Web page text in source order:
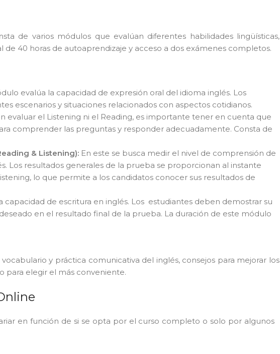
de varios módulos que evalúan diferentes habilidades lingüísticas,
40 horas de autoaprendizaje y acceso a dos exámenes completos.
evalúa la capacidad de expresión oral del idioma inglés. Los
escenarios y situaciones relacionados con aspectos cotidianos.
evaluar el Listening ni el Reading, es importante tener en cuenta que
comprender las preguntas y responder adecuadamente. Consta de
& Listening): En este se busca medir el nivel de comprensión de
Los resultados generales de la prueba se proporcionan al instante
lo que permite a los candidatos conocer sus resultados de
capacidad de escritura en inglés. Los estudiantes deben demostrar su
en el resultado final de la prueba. La duración de este módulo
y práctica comunicativa del inglés, consejos para mejorar los
para elegir el más conveniente.
en función de si se opta por el curso completo o solo por algunos